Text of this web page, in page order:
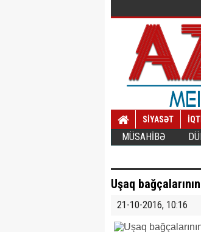
SİYASƏT
MÜSAHİBƏ
Uşaq
21-10-2016, 10:16